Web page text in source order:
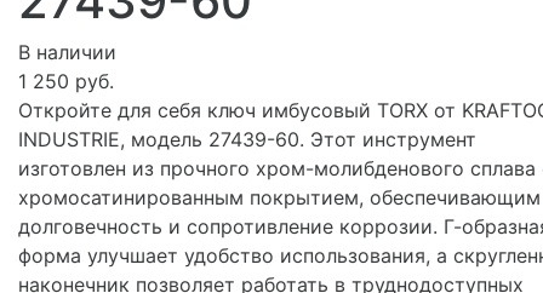
В наличии
1 250 руб.
Откройте для себя ключ имбусовый TORX от
INDUSTRIE, модель 27439-60. Этот инструмент
изготовлен из прочного хром-молибденового сплава
хромосатинированным покрытием, обеспечивающим
долговечность и сопротивление коррозии. Г-
форма улучшает удобство использования, а
наконечник позволяет работать в труднодоступных